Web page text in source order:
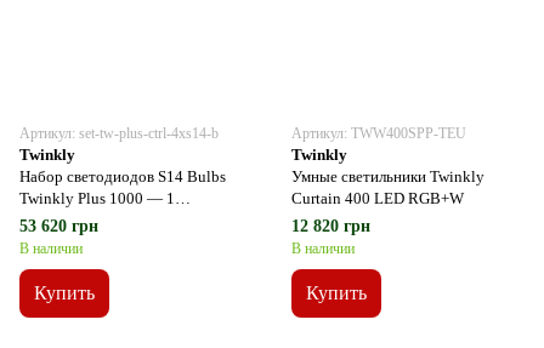
Артикул: set-tw-plus-ctrl-4xs14-b
Twinkly
Набор светодиодов S14 Bulbs
Twinkly Plus 1000 — 1
контроллер + 4 лампы S14 40
RGBW
53 620 грн
В наличии
Купить
Артикул: TWW400SPP-TEU
Twinkly
Умные светильники Twinkly
Curtain 400 LED RGB+W
12 820 грн
В наличии
Купить